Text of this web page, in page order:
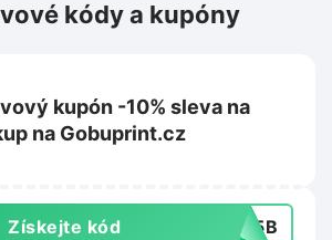
kódy a kupóny
kupón -10% sleva na
na Gobuprint.cz
Získejte kód 485B